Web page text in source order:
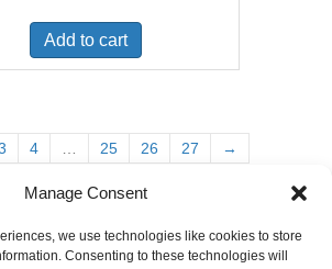
Manage Consent
we use technologies like cookies to store
Consenting to these technologies will
was:
$24.00.
is:
$18.00.
Add to cart
4 25 26 27 →
6880 Orangethorpe Avenue, Suite D
Buena Park, CA 90620